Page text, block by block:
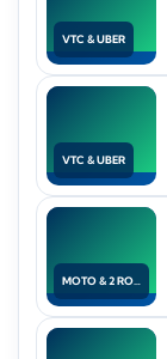
VTC & UBER
VTC & UBER